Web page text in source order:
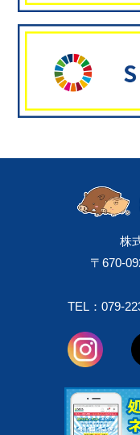
株
〒670-
TEL：079-